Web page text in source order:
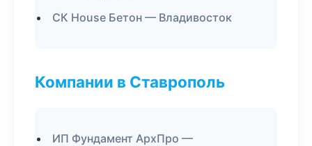
СК House Бетон — Владивосток
Компании в Ставрополь
ИП Фундамент АрхПро —